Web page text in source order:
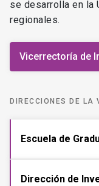
se desarrolla en la
regionales.
Vicerrectoría de
DIRECCIONES DE LA
Escuela de
Dirección de